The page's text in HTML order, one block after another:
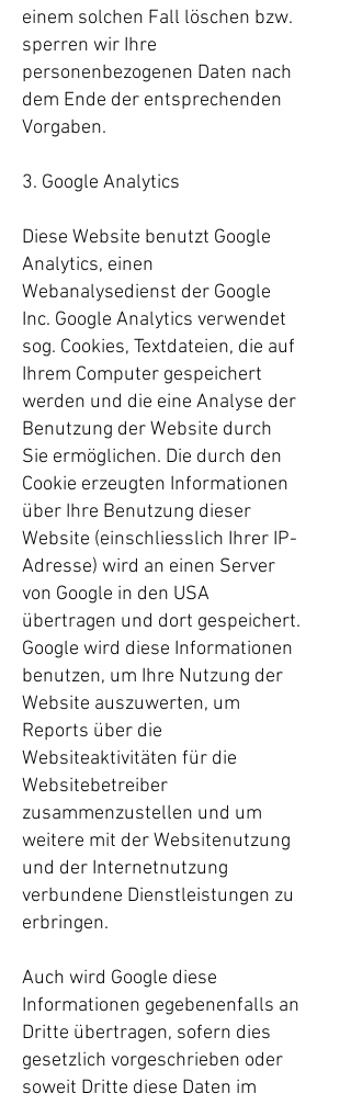
einem solchen Fall löschen bzw.
sperren wir Ihre
personenbezogenen Daten nach
dem Ende der entsprechenden
Vorgaben.
3. Google Analytics
Diese Website benutzt Google
Analytics, einen
Webanalysedienst der Google
Inc. Google Analytics verwendet
sog. Cookies, Textdateien, die auf
Ihrem Computer gespeichert
werden und die eine Analyse der
Benutzung der Website durch
Sie ermöglichen. Die durch den
Cookie erzeugten Informationen
über Ihre Benutzung dieser
Website (einschliesslich Ihrer IP-
Adresse) wird an einen Server
von Google in den USA
übertragen und dort gespeichert.
Google wird diese Informationen
benutzen, um Ihre Nutzung der
Website auszuwerten, um
Reports über die
Websiteaktivitäten für die
Websitebetreiber
zusammenzustellen und um
weitere mit der Websitenutzung
und der Internetnutzung
verbundene Dienstleistungen zu
erbringen.
Auch wird Google diese
Informationen gegebenenfalls an
Dritte übertragen, sofern dies
gesetzlich vorgeschrieben oder
soweit Dritte diese Daten im